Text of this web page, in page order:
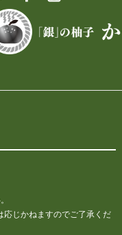
応じかねますのでご了承くだ